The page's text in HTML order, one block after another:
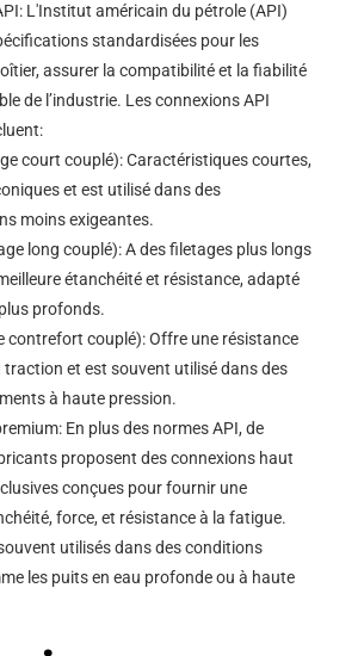
L'Institut américain du pétrole (API)
standardisées pour les
assurer la compatibilité et la fiabilité
de l’industrie. Les connexions API
court couplé): Caractéristiques courtes,
et est utilisé dans des
moins exigeantes.
long couplé): A des filetages plus longs
étanchéité et résistance, adapté
profonds.
contrefort couplé): Offre une résistance
traction et est souvent utilisé dans des
à haute pression.
En plus des normes API, de
proposent des connexions haut
conçues pour fournir une
force, et résistance à la fatigue.
utilisés dans des conditions
les puits en eau profonde ou à haute